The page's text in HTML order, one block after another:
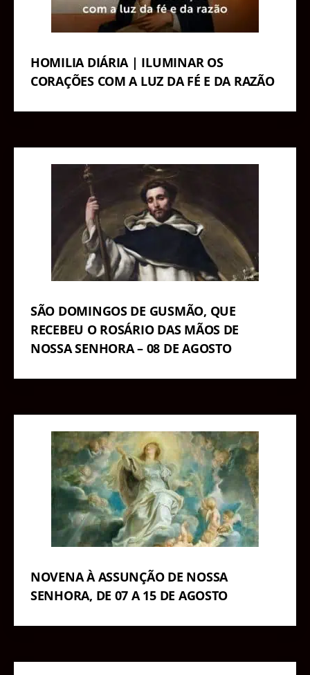
HOMILIA DIÁRIA | ILUMINAR OS
CORAÇÕES COM A LUZ DA FÉ E DA RAZÃO
SÃO DOMINGOS DE GUSMÃO, QUE
RECEBEU O ROSÁRIO DAS MÃOS DE
NOSSA SENHORA – 08 DE AGOSTO
NOVENA À ASSUNÇÃO DE NOSSA
SENHORA, DE 07 A 15 DE AGOSTO